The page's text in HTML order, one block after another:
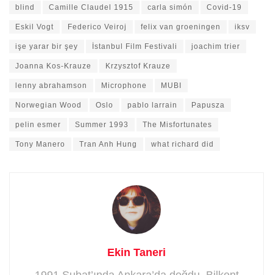
blind Camille Claudel 1915 carla simón Covid-19
Eskil Vogt Federico Veiroj felix van groeningen iksv
işe yarar bir şey İstanbul Film Festivali joachim trier
Joanna Kos-Krauze Krzysztof Krauze
lenny abrahamson Microphone MUBI
Norwegian Wood Oslo pablo larrain Papusza
pelin esmer Summer 1993 The Misfortunates
Tony Manero Tran Anh Hung what richard did
Ekin Taneri